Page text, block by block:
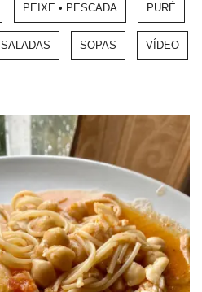
PEIXE • PESCADA PURÉ
SALADAS SOPAS VÍDEO